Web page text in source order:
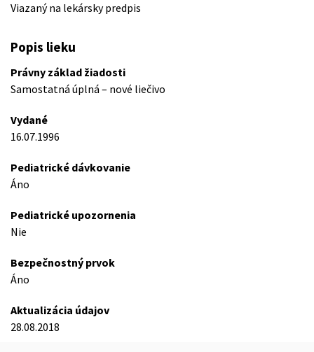
Viazaný na lekársky predpis
Popis lieku
Právny základ žiadosti
Samostatná úplná – nové liečivo
Vydané
16.07.1996
Pediatrické dávkovanie
Áno
Pediatrické upozornenia
Nie
Bezpečnostný prvok
Áno
Aktualizácia údajov
28.08.2018